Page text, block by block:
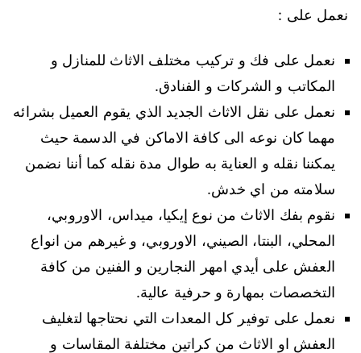
نعمل على :
نعمل على فك و تركيب مختلف الاثاث للمنازل و
المكاتب و الشركات و الفنادق.
نعمل على نقل الاثاث الجديد الذي يقوم العميل بشرائه
مهما كان نوعه الى كافة الاماكن في الدسمة حيث
يمكننا نقله و العناية به طوال مدة نقله كما أننا نضمن
سلامته من اي خدش.
نقوم بفك الاثاث من نوع إيكيا، ميداس، الاوروبي،
المحلي، البنتا، الصيني، الاوروبي، و غيرهم من انواع
العفش على أيدي امهر النجارين و الفنين من كافة
التخصصات بمهارة و حرفية عالية.
نعمل على توفير كل المعدات التي نحتاجها لتغليف
العفش او الاثاث من كراتين مختلفة المقاسات و